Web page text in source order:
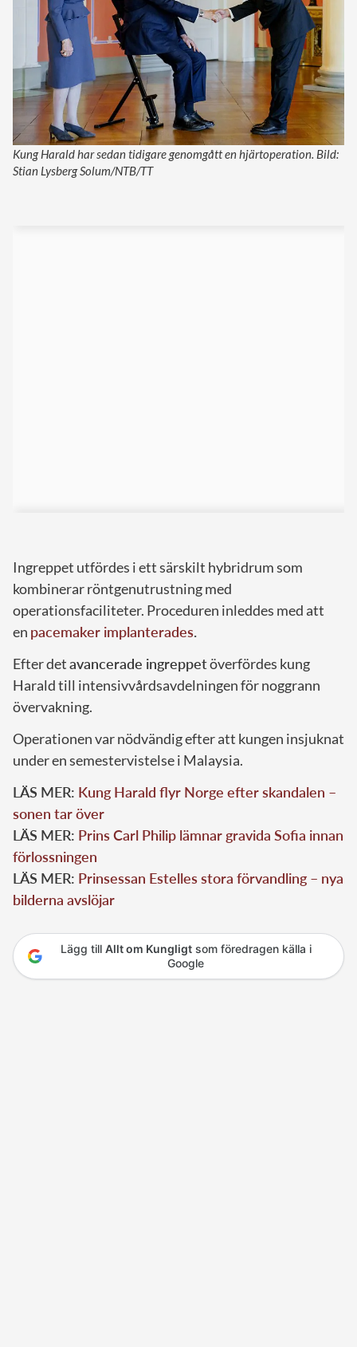
Kung Harald har sedan tidigare genomgått en hjärtoperation. Bild:
Stian Lysberg Solum/NTB/TT
Ingreppet utfördes i ett särskilt hybridrum som
kombinerar röntgenutrustning med
operationsfaciliteter. Proceduren inleddes med att
en pacemaker implanterades.
Efter detavancerade ingreppetöverfördes kung
Harald till intensivvårdsavdelningen för noggrann
övervakning.
Operationen var nödvändig efter att kungen insjuknat
under en semestervistelse i Malaysia.
LÄS MER: Kung Harald flyr Norge efter skandalen –
sonen tar över
LÄS MER: Prins Carl Philip lämnar gravida Sofia innan
förlossningen
LÄS MER: Prinsessan Estelles stora förvandling – nya
bilderna avslöjar
Lägg till Allt om Kungligtsom föredragen källa i
Google